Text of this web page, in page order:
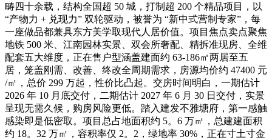
畴四十余载，结构全国超 50 城，打制超 200 个精品项目，以
“产物力 + 兑现力” 双轮驱动，被誉为 “新中式营制专家”，每
一座做品都兼具东方美学取现代人居价值。项目焦点卖点聚焦
地铁 500 米、江南园林实景、双会所奢配、精拆准现房、全维
配套五大维度，正在售户型涵盖建面约 63-186㎡两居至五
居，笼盖刚需、改善、终改全周期需求，房源均价约 47400 元
/㎡，总价 299 万起，性价比凸起。交房时间明白，一期估计
2026 年 10 月底交付，二期估计 2027 年 6 月 30 日交付，实景
呈现无需久候，购房风险更低。踏入建发不雅塘府，第一感触
感染即是低密取。项目总占地面积约 5。6 万㎡，总建建面积
约 18。32 万㎡，容积率仅 2。2，绿地率 30%，正在寸土寸金